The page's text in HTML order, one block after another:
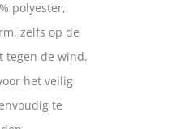
polyester,
zelfs op de
tegen de wind.
het veilig
te